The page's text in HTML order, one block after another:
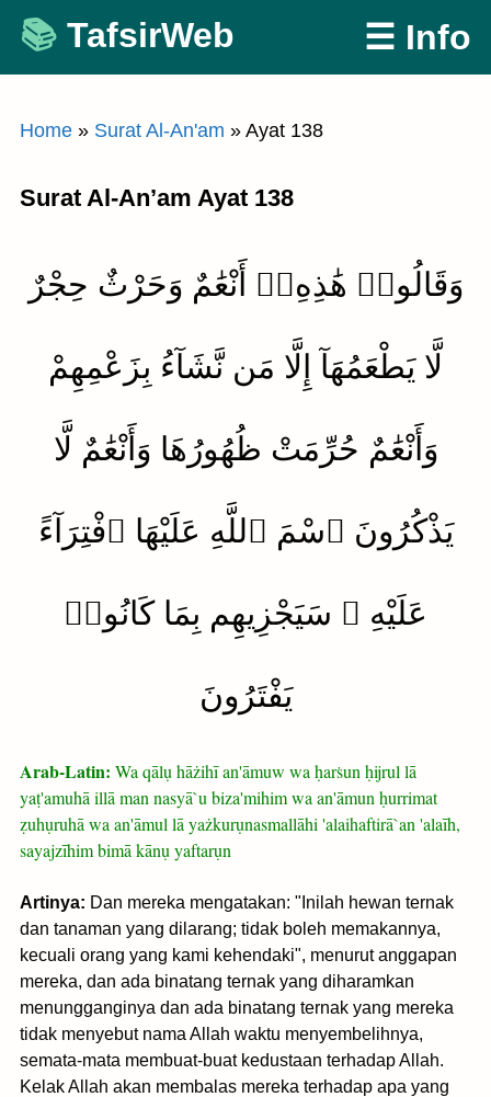
Skip
content
TafsirWeb ☰ Info
Home » Surat Al-An'am » Ayat 138
Surat Al-An’am Ayat 138
وَقَالُوا۟ هَٰذِهِۦٓ أَنْعَٰمٌ وَحَرْثٌ حِجْرٌ
لَّا يَطْعَمُهَآ إِلَّا مَن نَّشَآءُ بِزَعْمِهِمْ
وَأَنْعَٰمٌ حُرِّمَتْ ظُهُورُهَا وَأَنْعَٰمٌ لَّا
يَذْكُرُونَ ٱسْمَ ٱللَّهِ عَلَيْهَا ٱفْتِرَآءً
عَلَيْهِ ۚ سَيَجْزِيهِم بِمَا كَانُوا۟
يَفْتَرُونَ
Arab-Latin: Wa qālụ hāżihī an'āmuw wa ḥarṡun ḥijrul lā
yaṭ'amuhā illā man nasyā`u biza'mihim wa an'āmun ḥurrimat
ẓuhụruhā wa an'āmul lā yażkurụnasmallāhi 'alaihaftirā`an 'alaīh,
sayajzīhim bimā kānụ yaftarụn
Artinya: Dan mereka mengatakan: "Inilah hewan ternak
dan tanaman yang dilarang; tidak boleh memakannya,
kecuali orang yang kami kehendaki", menurut anggapan
mereka, dan ada binatang ternak yang diharamkan
menungganginya dan ada binatang ternak yang mereka
tidak menyebut nama Allah waktu menyembelihnya,
semata-mata membuat-buat kedustaan terhadap Allah.
Kelak Allah akan membalas mereka terhadap apa yang